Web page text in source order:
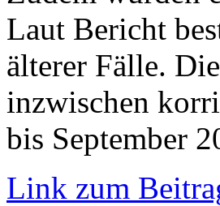
Laut Bericht
älterer Fälle.
inzwischen
bis September
Link zum